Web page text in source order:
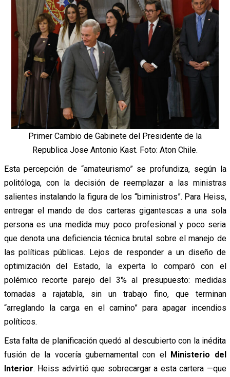
Primer Cambio de Gabinete del Presidente de la
Republica Jose Antonio Kast. Foto: Aton Chile.
Esta percepción de “amateurismo” se profundiza, según la
politóloga, con la decisión de reemplazar a las ministras
salientes instalando la figura de los “biministros”. Para Heiss,
entregar el mando de dos carteras gigantescas a una sola
persona es una medida muy poco profesional y poco seria
que denota una deficiencia técnica brutal sobre el manejo de
las políticas públicas. Lejos de responder a un diseño de
optimización del Estado, la experta lo comparó con el
polémico recorte parejo del 3% al presupuesto: medidas
tomadas a rajatabla, sin un trabajo fino, que terminan
“arreglando la carga en el camino” para apagar incendios
políticos.
Esta falta de planificación quedó al descubierto con la inédita
fusión de la vocería gubernamental con el Ministerio del
Interior. Heiss advirtió que sobrecargar a esta cartera —que